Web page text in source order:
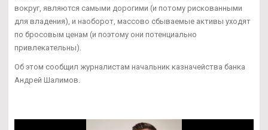
вокруг, являются самыми дорогими (и потому рискованными
для владения), и наоборот, массово сбываемые активы уходят
по бросовым ценам (и поэтому они потенциально
привлекательны).
Об этом сообщил журналистам начальник казначейства банка
Андрей Шалимов.